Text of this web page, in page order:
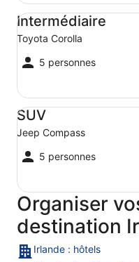
Intermédiaire
Toyota Corolla
5 personnes
Intermédiaire Toyota
SUV
Jeep Compass
5 personnes
SUV Jeep Compass
Organiser
destination
Irlande : hôtels